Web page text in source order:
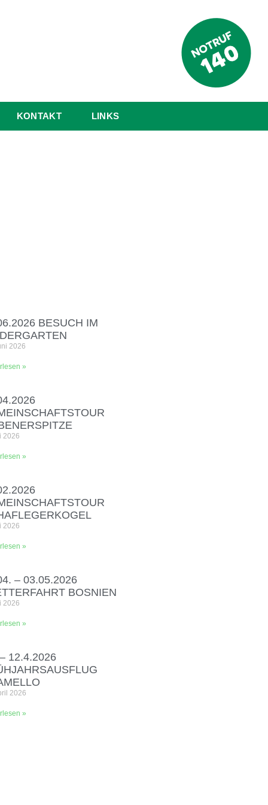
KONTAKT LINKS
BESUCH IM
2026
»
2026
»
2026
»
– 03.05.2026
BOSNIEN
2026
»
12.4.2026
2026
»